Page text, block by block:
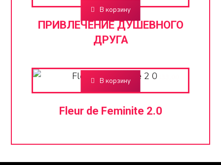
ПРИВЛЕЧЕНИЕ ДУШЕВНОГО
ДРУГА
В корзину
Fleur de Feminite 2.0
AZN333,00
В корзину